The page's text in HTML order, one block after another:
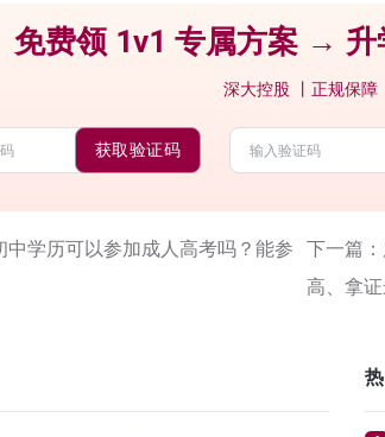
免费领 1v1 专属方案 →
深大控股 丨正规保障
获取验证码
中学历可以参加成人高考吗？能参
下一篇
高、拿证